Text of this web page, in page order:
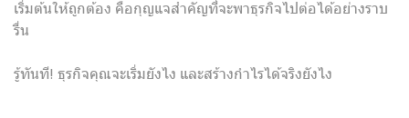
เริ่มต้นให้ถูกต้อง คือกุญแจสำคัญที่จะพาธุรกิจไปต่อได้อย่างราบ
รื่น
รู้ทันที! ธุรกิจคุณจะเริ่มยังไง และสร้างกำไรได้จริงยังไง